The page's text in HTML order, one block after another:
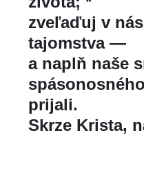
zveľaďuj v
tajomstva —
a naplň naše
prijali.
Skrze Krista,